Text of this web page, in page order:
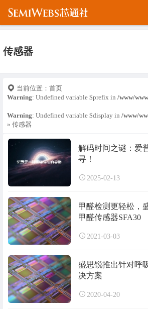
传感器
当前位置： 首页
Warning: Undefined variable $prefix in /www/wwwroot/
Warning: Undefined variable $display in /www/wwwroot/
» 传感器
解码时间之谜：爱
寻！
2025-02-13
甲醛检测更轻松，
甲醛传感器SFA30
2021-03-03
盛思锐推出针对呼
决方案
2020-04-20